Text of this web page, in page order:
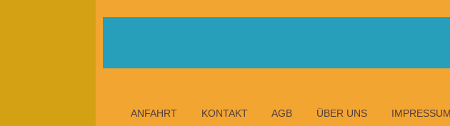
ANFAHRT KONTAKT AGB ÜBER UNS IMPRESSUM